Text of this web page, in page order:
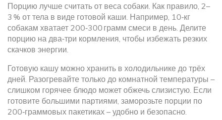
Порцию лучше считать от веса собаки. Как правило, 2–
3 % от тела в виде готовой каши. Например, 10‑кг
собакам хватает 200‑300 грамм смеси в день. Делите
порцию на два‑три кормления, чтобы избежать резких
скачков энергии.
Готовую кашу можно хранить в холодильнике до трёх
дней. Разогревайте только до комнатной температуры –
слишком горячее блюдо может обжечь слизистую. Если
готовите большими партиями, заморозьте порции по
200‑граммовых пакетиках – удобно и безопасно.